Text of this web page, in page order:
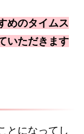
めのタイムス
いただきます
とになってし